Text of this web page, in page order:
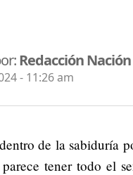
Redacción Nación
- 11:26 am
de la sabiduría
tener todo el